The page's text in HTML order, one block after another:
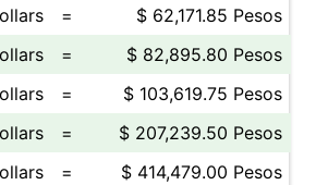
=
$ 62,171.85 Pesos
=
$ 82,895.80 Pesos
=
$ 103,619.75 Pesos
=
$ 207,239.50 Pesos
=
$ 414,479.00 Pesos